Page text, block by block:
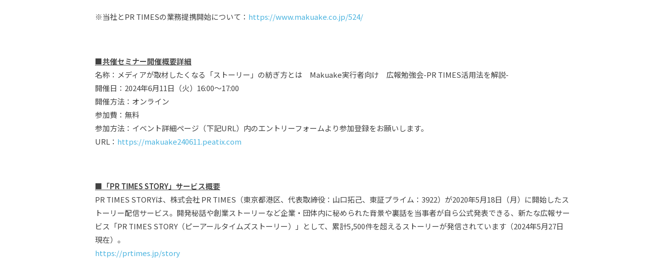
※当社とPR TIMESの業務提携開始について： https://www.makuake.co.jp/524/
■共催セミナー開催概要詳細
名称：メディアが取材したくなる「ストーリー」の紡ぎ方とは Makuake実行者向け 広報勉強会-PR TIMES活用法を解説-
開催日：2024年6月11日（火）16:00〜17:00
開催方法：オンライン
参加費：無料
参加方法：イベント詳細ページ（下記URL）内のエントリーフォームより参加登録をお願いします。
URL： https://makuake240611.peatix.com
■ 「PR TIMES STORY」サービス概要
PR TIMES STORYは、株式会社 PR TIMES（東京都港区、代表取締役：山口拓己、東証プライム：3922）が2020年5月18日（月）に開始したス
トーリー配信サービス。開発秘話や創業ストーリーなど企業・団体内に秘められた背景や裏話を当事者が自ら公式発表できる、新たな広報サー
ビス「PR TIMES STORY（ピーアールタイムズストーリー）」として、累計5,500件を超えるストーリーが発信されています（2024年5月27日
現在）。
https://prtimes.jp/story